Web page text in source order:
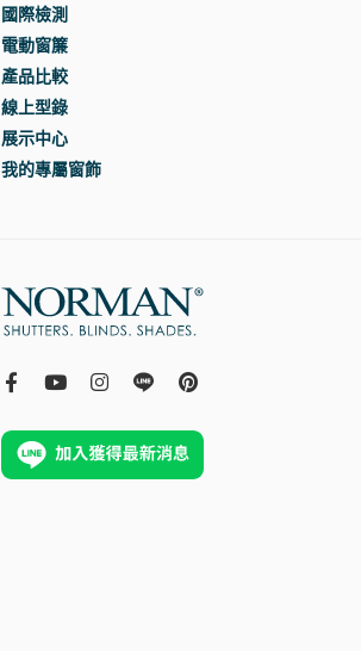
國際檢測
電動窗簾
產品比較
線上型錄
展示中心
我的專屬窗飾